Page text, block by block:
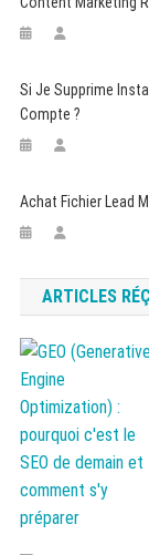
Si Je Supprime
Compte ?
Achat Fichier Lead
ARTICLES